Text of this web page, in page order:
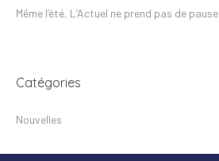
Même l’été, L’Actuel ne prend pas de pause
Catégories
Nouvelles